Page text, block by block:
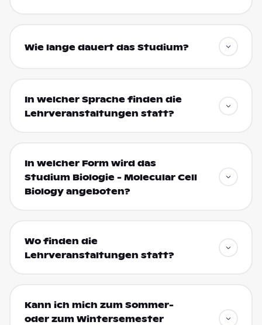
Wie lange dauert das Studium?
In welcher Sprache finden die
Lehrveranstaltungen statt?
In welcher Form wird das
Studium Biologie - Molecular Cell
Biology angeboten?
Wo finden die
Lehrveranstaltungen statt?
Kann ich mich zum Sommer-
oder zum Wintersemester